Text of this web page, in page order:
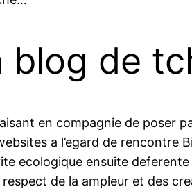
blog de
en compagnie de poser
a l’egard de rencontre
ecologique ensuite
de la ampleur et des